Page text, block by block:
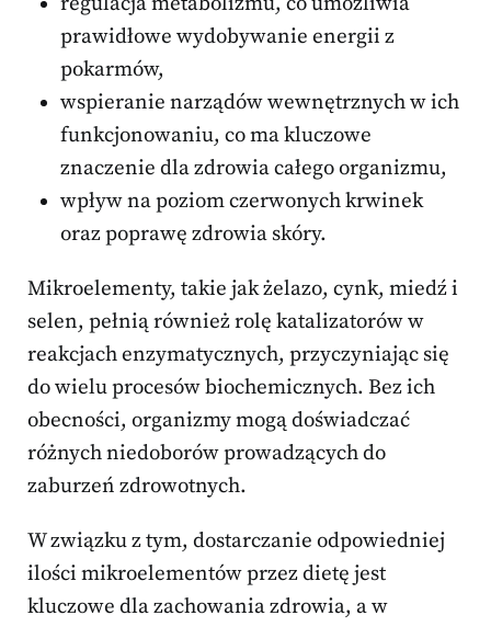
prawidłowe wydobywanie energii z
pokarmów,
wspieranie narządów wewnętrznych w ich
funkcjonowaniu, co ma kluczowe
znaczenie dla zdrowia całego organizmu,
wpływ na poziom czerwonych krwinek
oraz poprawę zdrowia skóry.
Mikroelementy, takie jak żelazo, cynk, miedź i
selen, pełnią również rolę katalizatorów w
reakcjach enzymatycznych, przyczyniając się
do wielu procesów biochemicznych. Bez ich
obecności, organizmy mogą doświadczać
różnych niedoborów prowadzących do
zaburzeń zdrowotnych.
W związku z tym, dostarczanie odpowiedniej
ilości mikroelementów przez dietę jest
kluczowe dla zachowania zdrowia, a w